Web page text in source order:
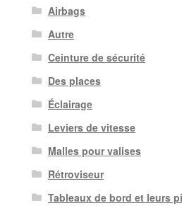
Airbags
Autre
Ceinture de sécurité
Des places
Éclairage
Leviers de vitesse
Malles pour valises
Rétroviseur
Tableaux de bord et leurs